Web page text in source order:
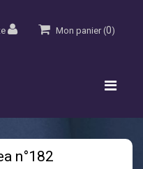
Mon panier(0)
n°182